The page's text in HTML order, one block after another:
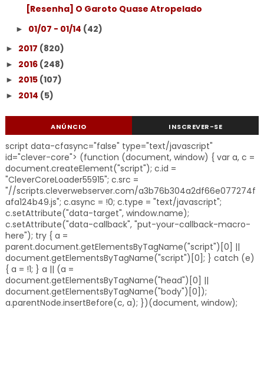
[Resenha] O Garoto Quase Atropelado
► 01/07 - 01/14 (42)
► 2017 (820)
► 2016 (248)
► 2015 (107)
► 2014 (5)
ANÚNCIO INSCREVER-SE
script data-cfasync="false" type="text/javascript"
id="clever-core"> (function (document, window) { var a, c =
document.createElement("script"); c.id =
"CleverCoreLoader55915"; c.src =
"//scripts.cleverwebserver.com/a3b76b304a2df66e077274f
afa124b49.js"; c.async = !0; c.type = "text/javascript";
c.setAttribute("data-target", window.name);
c.setAttribute("data-callback", "put-your-callback-macro-
here"); try { a =
parent.document.getElementsByTagName("script")[0] ||
document.getElementsByTagName("script")[0]; } catch (e)
{ a = !1; } a || (a =
document.getElementsByTagName("head")[0] ||
document.getElementsByTagName("body")[0]);
a.parentNode.insertBefore(c, a); })(document, window);